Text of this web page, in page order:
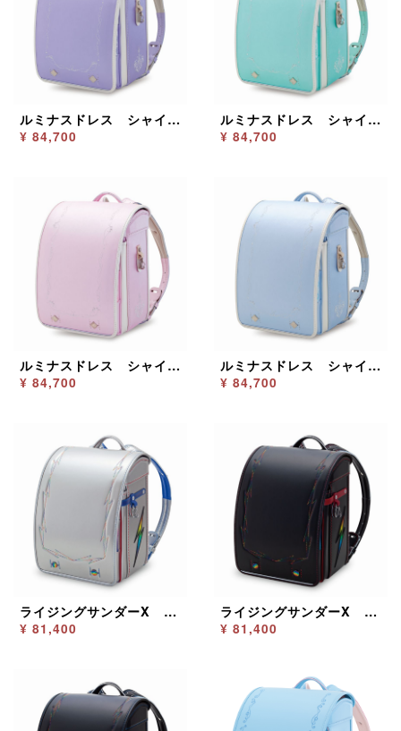
ルミナスドレス シャインパープル／シャインホワイト
¥ 84,700
ルミナスドレス シャインミント／シャインホワイト
¥ 84,700
ルミナスドレス シャインピンク／シャインホワイト
¥ 84,700
ルミナスドレス シャインサックス／シャインホワイト
¥ 84,700
ライジングサンダーX シルバー
¥ 81,400
ライジングサンダーX ブラック／レッド
¥ 81,400